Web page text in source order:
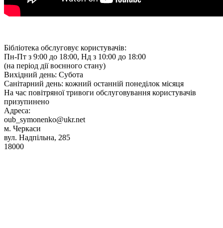
Бібліотека обслуговує користувачів:
Пн-Пт з 9:00 до 18:00, Нд з 10:00 до 18:00
(на період дії воєнного стану)
Вихідний день: Субота
Санітарний день: кожний останній понеділок місяця
На час повітряної тривоги обслуговування користувачів
призупинено
Адреса:
oub_symonenko@ukr.net
м. Черкаси
вул. Надпільна, 285
18000